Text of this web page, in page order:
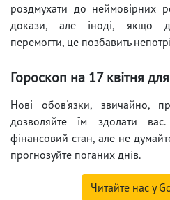
роздмухати до неймовірних
докази, але іноді, якщо
перемогти, це позбавить
Гороскоп на 17 квітня
Нові обов'язки, звичайно,
дозволяйте їм здолати
фінансовий стан, але не
прогнозуйте поганих днів.
Читайте нас у